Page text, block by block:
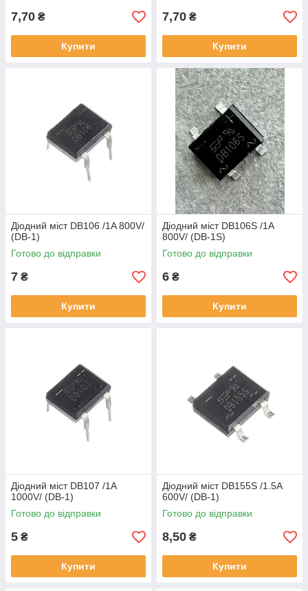
7,70 ₴
Купити
7,70 ₴
Купити
Діодний міст DB106 /1A 800V/
(DB-1)
Готово до відправки
7 ₴
Купити
Діодний міст DB106S /1A
800V/ (DB-1S)
Готово до відправки
6 ₴
Купити
Діодний міст DB107 /1A
1000V/ (DB-1)
Готово до відправки
5 ₴
Купити
Діодний міст DB155S /1.5A
600V/ (DB-1)
Готово до відправки
8,50 ₴
Купити